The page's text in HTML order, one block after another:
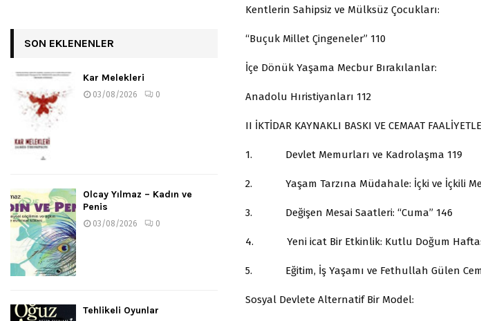
Kentlerin Sahipsiz ve Mülksüz Çocukları:
“Buçuk Millet Çingeneler” 110
İçe Dönük Yaşama Mecbur Bırakılanlar:
Anadolu Hıristiyanları 112
II İKTİDAR KAYNAKLI BASKI VE CEMAAT
1. Devlet Memurları ve Kadrolaşma 119
2. Yaşam Tarzına Müdahale: İçki ve İçkili
3. Değişen Mesai Saatleri: “Cuma” 146
4. Yeni icat Bir Etkinlik: Kutlu Doğum
5. Eğitim, İş Yaşamı ve Fethullah Gülen
Sosyal Devlete Alternatif Bir Model:
SON EKLENENLER
Kar Melekleri
03/08/2026 0
Olcay Yılmaz – Kadın ve
Penis
03/08/2026 0
Tehlikeli Oyunlar